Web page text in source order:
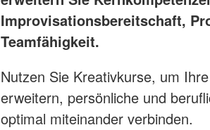
Improvisationsbereitschaft,
Teamfähigkeit.
Nutzen Sie Kreativkurse, um
erweitern, persönliche und
optimal miteinander verbinden.